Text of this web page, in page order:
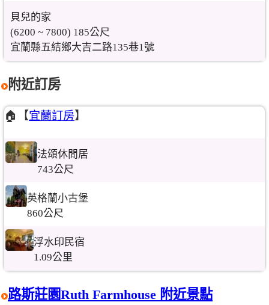
貝兒的家
(6200 ~ 7800) 185公尺
宜蘭縣五結鄉大吉二路135巷1號
附近訂房
🏠【宜蘭訂房】
法頌休閒居
743公尺
英格蘭小古堡
860公尺
浮水印民宿
1.09公里
路斯莊園Ruth Farmhouse 附近景點